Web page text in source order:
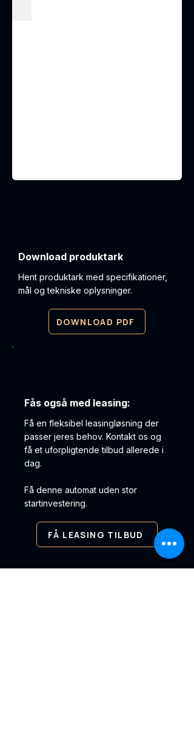
Download produktark
Hent produktark med specifikationer,
mål og tekniske oplysninger.
DOWNLOAD PDF
Fås også med leasing:
Få en fleksibel leasingløsning der
passer jeres behov. Kontakt os og
få et uforpligtende tilbud allerede i
dag.
Få denne automat uden stor
startinvestering.
FÅ LEASING TILBUD